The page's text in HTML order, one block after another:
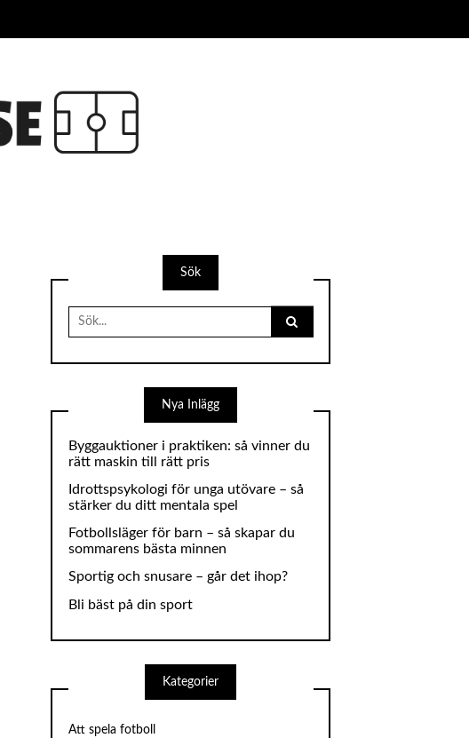
Sök
for:
Nya Inlägg
Byggauktioner i praktiken: så vinner du
rätt maskin till rätt pris
Idrottspsykologi för unga utövare – så
stärker du ditt mentala spel
Fotbollsläger för barn – så skapar du
sommarens bästa minnen
Sportig och snusare – går det ihop?
Bli bäst på din sport
Kategorier
Att spela fotboll